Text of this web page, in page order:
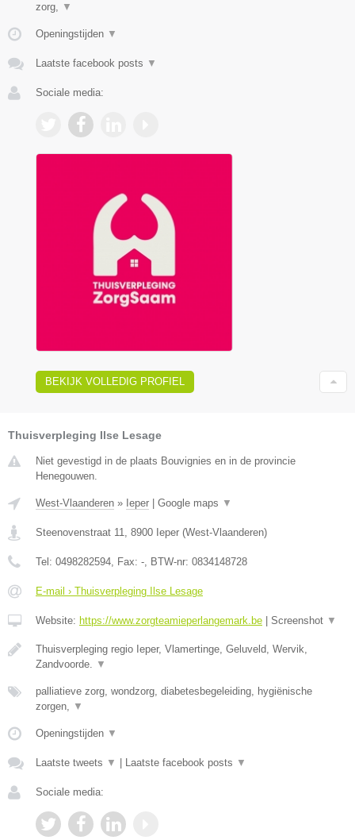
zorg, ▼
Openingstijden ▼
Laatste facebook posts ▼
Sociale media:
BEKIJK VOLLEDIG PROFIEL
Thuisverpleging Ilse Lesage
Niet gevestigd in de plaats Bouvignies en in de provincie
Henegouwen.
West-Vlaanderen » Ieper Google maps ▼
Steenovenstraat 11, 8900 Ieper (West-Vlaanderen)
Tel: 0498282594, Fax: -, BTW-nr: 0834148728
E-mail › Thuisverpleging Ilse Lesage
Website: https://www.zorgteamieperlangemark.be Screenshot ▼
Thuisverpleging regio Ieper, Vlamertinge, Geluveld, Wervik,
Zandvoorde. ▼
palliatieve zorg, wondzorg, diabetesbegeleiding, hygiënische
zorgen, ▼
Openingstijden ▼
Laatste tweets ▼ Laatste facebook posts ▼
Sociale media: